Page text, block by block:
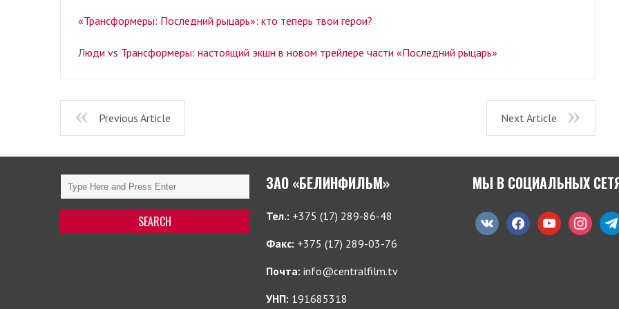
«Трансформеры: Последний рыцарь»: кто теперь твои герои?
Люди vs Трансформеры: настоящий экшн в новом трейлере части «Последний рыцарь»
Previous Article Next Article
ЗАО «БЕЛИНФИЛЬМ»
Тел.: +375 (17) 289-86-48
Факс: +375 (17) 289-03-76
Почта: info@centralfilm.tv
УНП: 191685318
МЫ В СОЦИАЛЬНЫХ
vkontaktefacebookyoutube instagram